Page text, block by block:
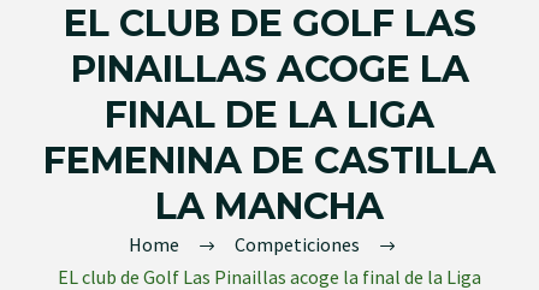
EL CLUB DE GOLF LAS
PINAILLAS ACOGE LA
FINAL DE LA LIGA
FEMENINA DE CASTILLA
LA MANCHA
Home
Competiciones
EL club de Golf Las Pinaillas acoge la final de la Liga